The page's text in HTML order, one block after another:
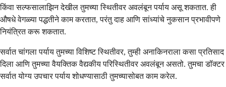
किंवा सल्फसालाझिन देखील तुमच्या स्थितीवर अवलंबून पर्याय असू शकतात. ही
औषधे वेगळ्या पद्धतीने काम करतात, परंतु दाह आणि सांध्यांचे नुकसान प्रभावीपणे
नियंत्रित करू शकतात.
सर्वात चांगला पर्याय तुमच्या विशिष्ट स्थितीवर, तुम्ही अनाकिनराला कसा प्रतिसाद
दिला आणि तुमच्या वैयक्तिक वैद्यकीय परिस्थितीवर अवलंबून असतो. तुमचा डॉक्टर
सर्वात योग्य उपचार पर्याय शोधण्यासाठी तुमच्यासोबत काम करेल.